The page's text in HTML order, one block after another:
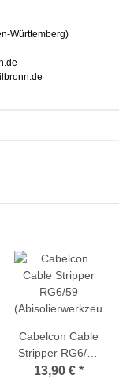
Württemberg)
Cabelcon Cable
Stripper RG6/59
(Abisolierwerkzeug
13,90 € *